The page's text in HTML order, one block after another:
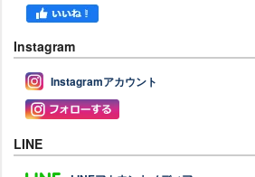
Instagram
Instagramアカウント
LINE